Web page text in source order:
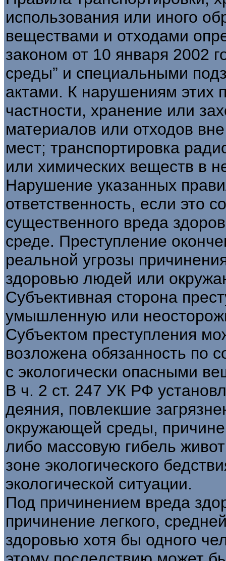
использования или иного
веществами и отходами
законом от 10 января 2002
среды” и специальными
актами. К нарушениям этих
частности, хранение или
материалов или отходов
мест; транспортировка
или химических веществ в
Нарушение указанных
ответственность, если это
существенного вреда
среде. Преступление
реальной угрозы
здоровью людей или
Субъективная сторона
умышленную или
Субъектом преступления
возложена обязанность по
с экологически опасными
В ч. 2 ст. 247 УК РФ
деяния, повлекшие
окружающей среды,
либо массовую гибель
зоне экологического
экологической ситуации.
Под причинением вреда
причинение легкого,
здоровью хотя бы одного